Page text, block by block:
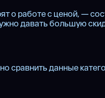
работе с ценой, —
давать большую
сравнить данные